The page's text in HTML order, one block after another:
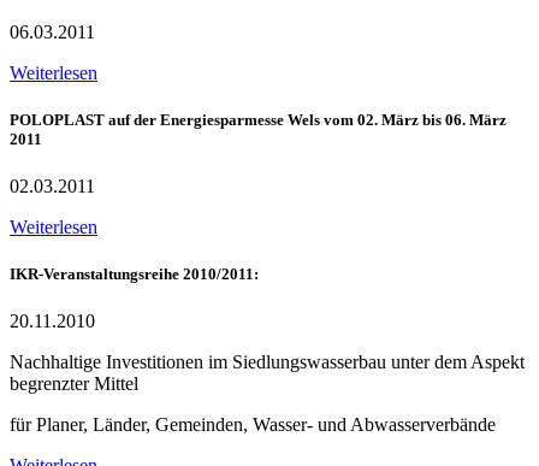
06.03.2011
Weiterlesen
POLOPLAST auf der Energiesparmesse Wels vom 02. März bis 06. März
2011
02.03.2011
Weiterlesen
IKR-Veranstaltungsreihe 2010/2011:
20.11.2010
Nachhaltige Investitionen im Siedlungswasserbau unter dem Aspekt
begrenzter Mittel
für Planer, Länder, Gemeinden, Wasser- und Abwasserverbände